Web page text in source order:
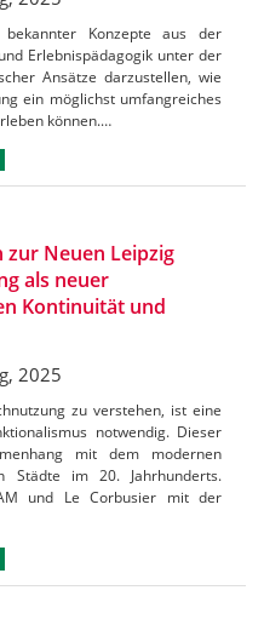
Konzepte aus der
Erlebnispädagogik unter der
Ansätze darzustellen, wie
ein möglichst umfangreiches
können.…
Neuen Leipzig
als neuer
Kontinuität und
2025
zu verstehen, ist eine
notwendig. Dieser
mit dem modernen
Städte im 20. Jahrhunderts.
und Le Corbusier mit der